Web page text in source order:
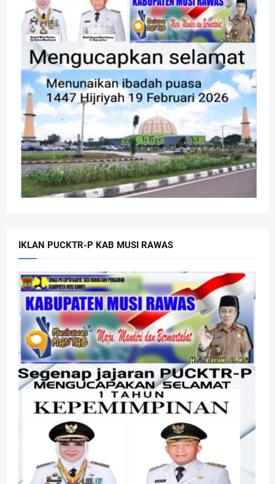
IKLAN PUCKTR-P KAB MUSI RAWAS